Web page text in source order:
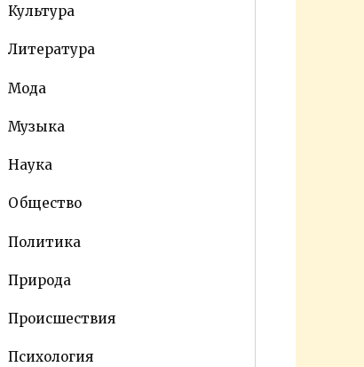
Культура
Литература
Мода
Музыка
Наука
Общество
Политика
Природа
Происшествия
Психология